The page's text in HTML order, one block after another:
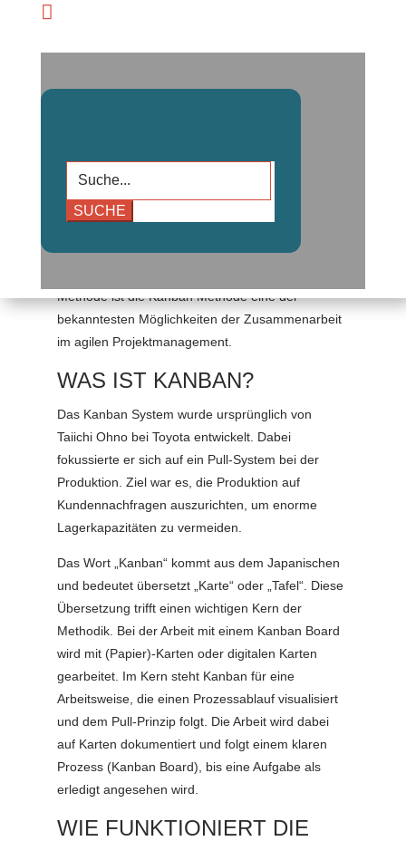

Immer mehr Teams setzten bei der
Methode ist die Kanban Methode eine der
bekanntesten Möglichkeiten der Zusammenarbeit
im agilen Projektmanagement.
WAS IST KANBAN?
Das Kanban System wurde ursprünglich von
Taiichi Ohno bei Toyota entwickelt. Dabei
fokussierte er sich auf ein Pull-System bei der
Produktion. Ziel war es, die Produktion auf
Kundennachfragen auszurichten, um enorme
Lagerkapazitäten zu vermeiden.
Das Wort „Kanban“ kommt aus dem Japanischen
und bedeutet übersetzt „Karte“ oder „Tafel“. Diese
Übersetzung trifft einen wichtigen Kern der
Methodik. Bei der Arbeit mit einem Kanban Board
wird mit (Papier)-Karten oder digitalen Karten
gearbeitet. Im Kern steht Kanban für eine
Arbeitsweise, die einen Prozessablauf visualisiert
und dem Pull-Prinzip folgt. Die Arbeit wird dabei
auf Karten dokumentiert und folgt einem klaren
Prozess (Kanban Board), bis eine Aufgabe als
erledigt angesehen wird.
WIE FUNKTIONIERT DIE